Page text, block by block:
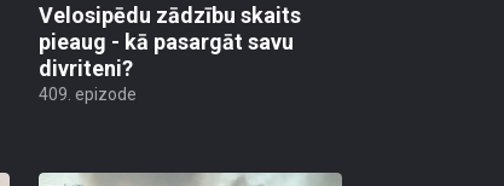
Velosipēdu zādzību skaits
pieaug - kā pasargāt savu
divriteni?
409. epizode